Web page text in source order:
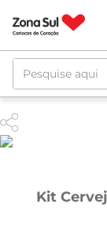
Pesquise aqui
Kit